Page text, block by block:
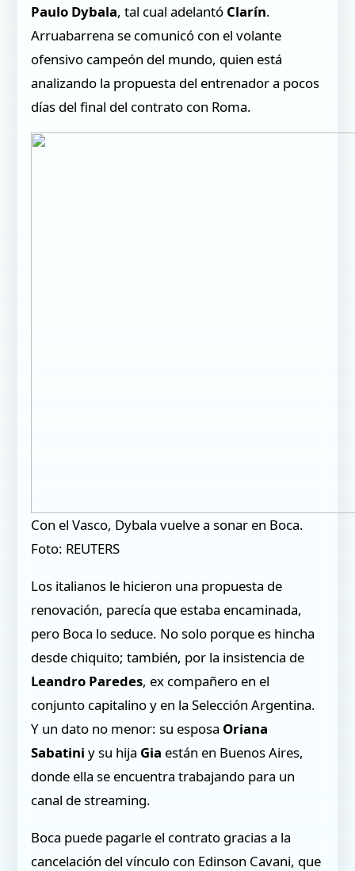
Paulo Dybala, tal cual adelantó Clarín.
Arruabarrena se comunicó con el volante
ofensivo campeón del mundo, quien está
analizando la propuesta del entrenador a pocos
días del final del contrato con Roma.
Con el Vasco, Dybala vuelve a sonar en Boca.
Foto: REUTERS
Los italianos le hicieron una propuesta de
renovación, parecía que estaba encaminada,
pero Boca lo seduce. No solo porque es hincha
desde chiquito; también, por la insistencia de
Leandro Paredes, ex compañero en el
conjunto capitalino y en la Selección Argentina.
Y un dato no menor: su esposa Oriana
Sabatini y su hija Gia están en Buenos Aires,
donde ella se encuentra trabajando para un
canal de streaming.
Boca puede pagarle el contrato gracias a la
cancelación del vínculo con Edinson Cavani, que